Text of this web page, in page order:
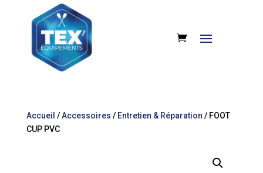
Accueil /Accessoires / Entretien & Réparation / FOOT
CUP PVC